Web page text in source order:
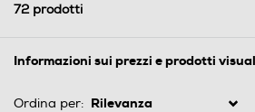
72prodotti
Informazioni sui prezzi e prodotti
Ordina per: